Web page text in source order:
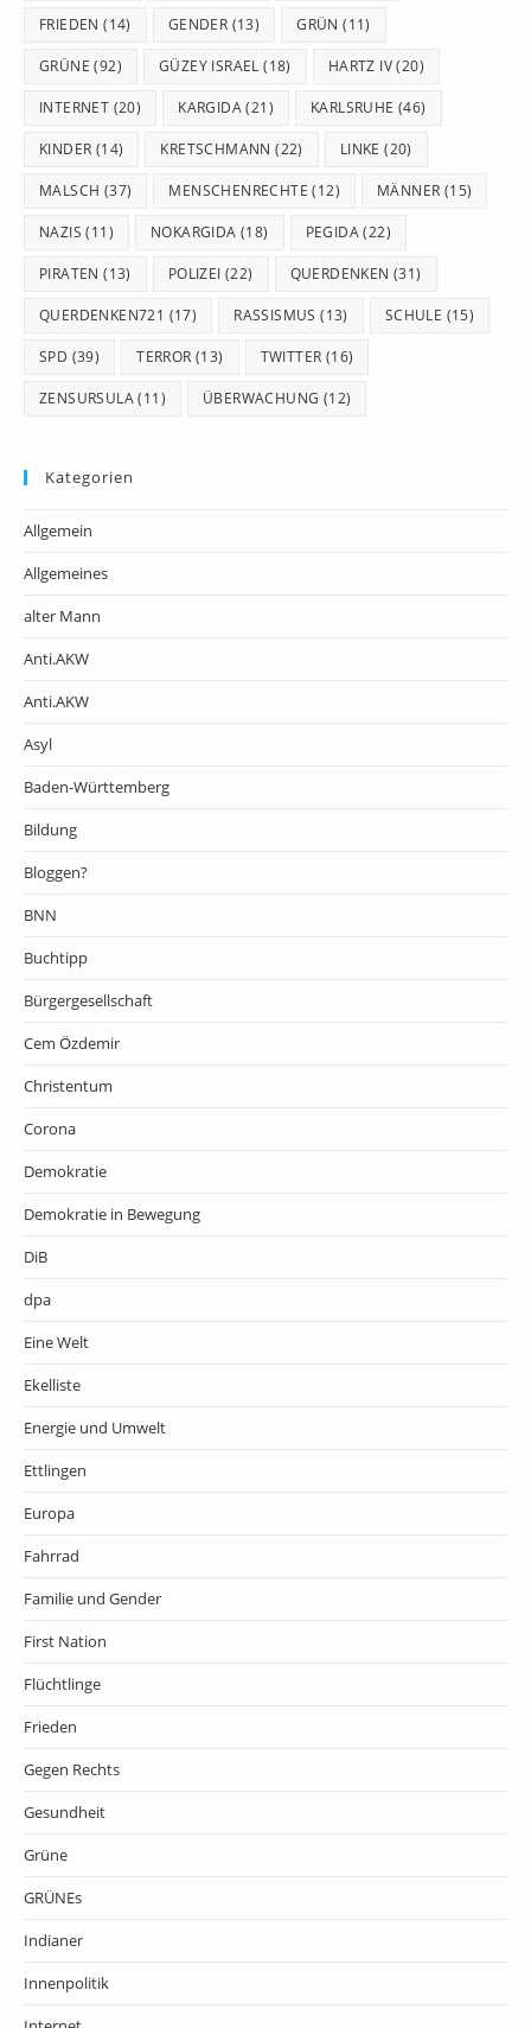
FRIEDEN (14) GENDER (13) GRÜN (11)
GRÜNE (92) GÜZEY ISRAEL (18) HARTZ IV(20)
INTERNET (20) KARGIDA(21) KARLSRUHE (46)
KINDER (14) KRETSCHMANN (22) LINKE (20)
MALSCH (37) MENSCHENRECHTE (12) MÄNNER (15)
NAZIS (11) NOKARGIDA (18) PEGIDA(22)
PIRATEN (13) POLIZEI (22) QUERDENKEN (31)
QUERDENKEN721 (17) RASSISMUS (13) SCHULE (15)
SPD (39) TERROR (13) TWITTER (16)
ZENSURSULA(11) ÜBERWACHUNG (12)
Kategorien
Allgemein
Allgemeines
alter Mann
Anti.AKW
Anti.AKW
Asyl
Baden-Württemberg
Bildung
Bloggen?
BNN
Buchtipp
Bürgergesellschaft
Cem Özdemir
Christentum
Corona
Demokratie
Demokratie in Bewegung
DiB
dpa
Eine Welt
Ekelliste
Energie und Umwelt
Ettlingen
Europa
Fahrrad
Familie und Gender
First Nation
Flüchtlinge
Frieden
Gegen Rechts
Gesundheit
Grüne
GRÜNEs
Indianer
Innenpolitik